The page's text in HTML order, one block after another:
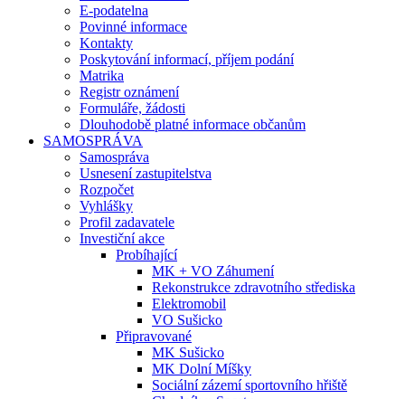
E-podatelna
Povinné informace
Kontakty
Poskytování informací, příjem podání
Matrika
Registr oznámení
Formuláře, žádosti
Dlouhodobě platné informace občanům
SAMOSPRÁVA
Samospráva
Usnesení zastupitelstva
Rozpočet
Vyhlášky
Profil zadavatele
Investiční akce
Probíhající
MK + VO Záhumení
Rekonstrukce zdravotního střediska
Elektromobil
VO Sušicko
Připravované
MK Sušicko
MK Dolní Míšky
Sociální zázemí sportovního hřiště